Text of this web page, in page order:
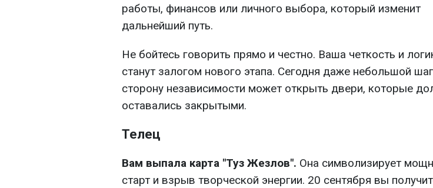
работы, финансов или личного выбора, который изменит
дальнейший путь.
Не бойтесь говорить прямо и честно. Ваша четкость и
станут залогом нового этапа. Сегодня даже небольшой
сторону независимости может открыть двери, которые
оставались закрытыми.
Телец
Вам выпала карта "Туз Жезлов". Она символизирует
старт и взрыв творческой энергии. 20 сентября вы